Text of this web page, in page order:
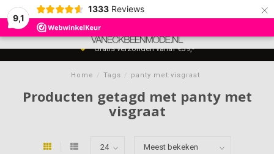
9,1
1333 Reviews ×
MENU
0
Gratis verzonden vanaf €39,-
Home / Tags / panty met visgraat
Producten getagd met panty met
visgraat